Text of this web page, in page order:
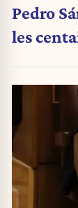
Pedro
les